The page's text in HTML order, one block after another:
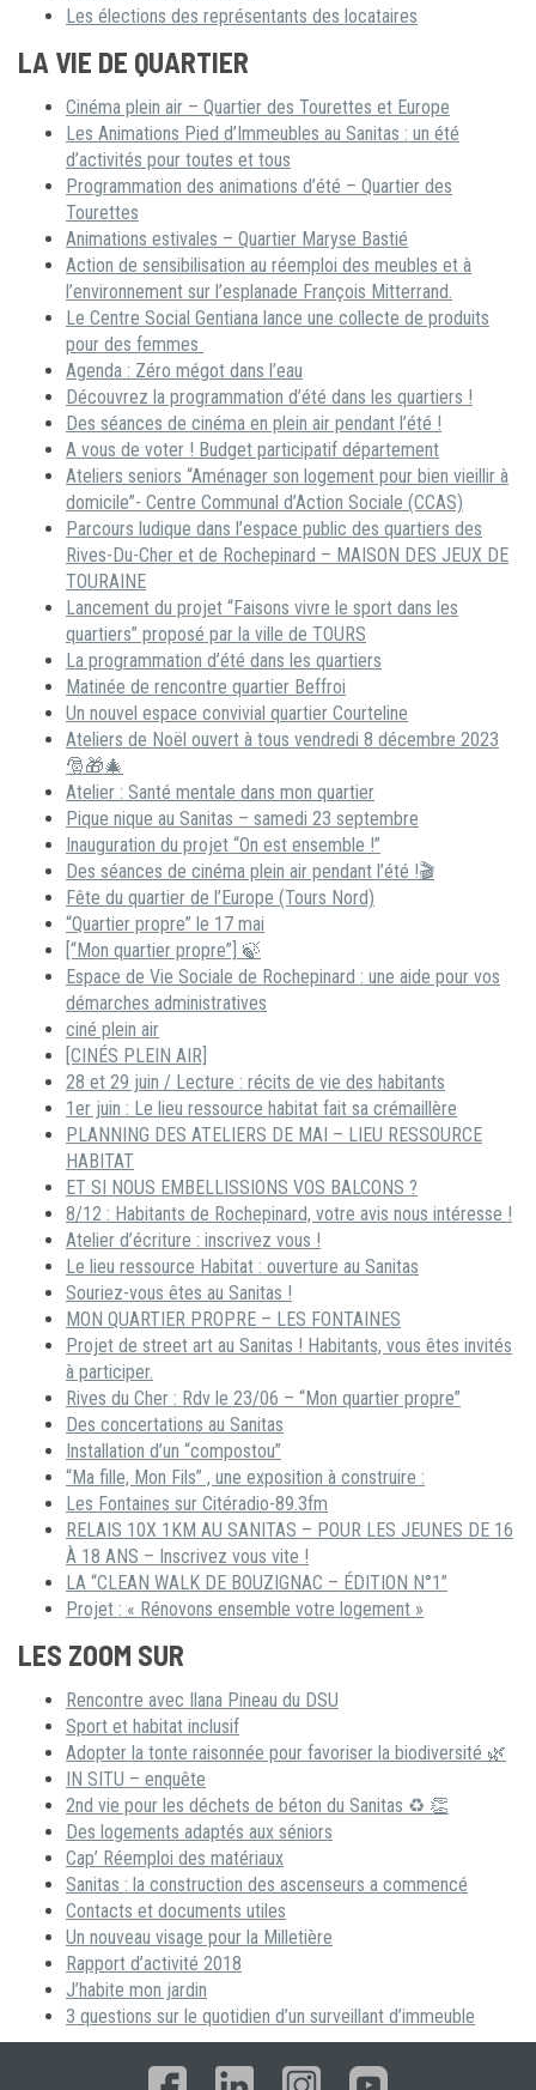
Les élections des représentants des locataires
LA VIE DE QUARTIER
Cinéma plein air – Quartier des Tourettes et Europe
Les Animations Pied d’Immeubles au Sanitas : un été
d’activités pour toutes et tous
Programmation des animations d’été – Quartier des
Tourettes
Animations estivales – Quartier Maryse Bastié
Action de sensibilisation au réemploi des meubles et à
l’environnement sur l’esplanade François Mitterrand.
Le Centre Social Gentiana lance une collecte de produits
pour des femmes
Agenda : Zéro mégot dans l’eau
Découvrez la programmation d’été dans les quartiers !
Des séances de cinéma en plein air pendant l’été !
A vous de voter ! Budget participatif département
Ateliers seniors “Aménager son logement pour bien vieillir à
domicile”- Centre Communal d’Action Sociale (CCAS)
Parcours ludique dans l’espace public des quartiers des
Rives-Du-Cher et de Rochepinard – MAISON DES JEUX DE
TOURAINE
Lancement du projet “Faisons vivre le sport dans les
quartiers” proposé par la ville de TOURS
La programmation d’été dans les quartiers
Matinée de rencontre quartier Beffroi
Un nouvel espace convivial quartier Courteline
Ateliers de Noël ouvert à tous vendredi 8 décembre 2023
🎅🎁🎄
Atelier : Santé mentale dans mon quartier
Pique nique au Sanitas – samedi 23 septembre
Inauguration du projet “On est ensemble !”
Des séances de cinéma plein air pendant l’été !🎬
Fête du quartier de l’Europe (Tours Nord)
“Quartier propre” le 17 mai
[“Mon quartier propre”] 🍃
Espace de Vie Sociale de Rochepinard : une aide pour vos
démarches administratives
ciné plein air
[CINÉS PLEIN AIR]
28 et 29 juin / Lecture : récits de vie des habitants
1er juin : Le lieu ressource habitat fait sa crémaillère
PLANNING DES ATELIERS DE MAI – LIEU RESSOURCE
HABITAT
ET SI NOUS EMBELLISSIONS VOS BALCONS ?
8/12 : Habitants de Rochepinard, votre avis nous intéresse !
Atelier d’écriture : inscrivez vous !
Le lieu ressource Habitat : ouverture au Sanitas
Souriez-vous êtes au Sanitas !
MON QUARTIER PROPRE – LES FONTAINES
Projet de street art au Sanitas ! Habitants, vous êtes invités
à participer.
Rives du Cher : Rdv le 23/06 – “Mon quartier propre”
Des concertations au Sanitas
Installation d’un “compostou”
“Ma fille, Mon Fils” , une exposition à construire :
Les Fontaines sur Citéradio-89.3fm
RELAIS 10X 1KM AU SANITAS – POUR LES JEUNES DE 16
À 18 ANS – Inscrivez vous vite !
LA “CLEAN WALK DE BOUZIGNAC – ÉDITION N°1”
Projet : « Rénovons ensemble votre logement »
LES ZOOM SUR
Rencontre avec Ilana Pineau du DSU
Sport et habitat inclusif
Adopter la tonte raisonnée pour favoriser la biodiversité 🌿
IN SITU – enquête
2nd vie pour les déchets de béton du Sanitas ♻ 👏
Des logements adaptés aux séniors
Cap’ Réemploi des matériaux
Sanitas : la construction des ascenseurs a commencé
Contacts et documents utiles
Un nouveau visage pour la Milletière
Rapport d’activité 2018
J’habite mon jardin
3 questions sur le quotidien d’un surveillant d’immeuble